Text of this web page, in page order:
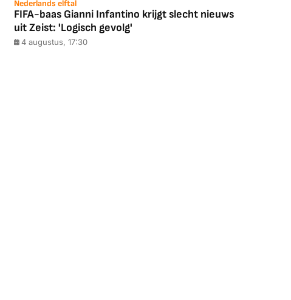
Nederlands elftal
FIFA-baas Gianni Infantino krijgt slecht nieuws
uit Zeist: 'Logisch gevolg'
4 augustus, 17:30